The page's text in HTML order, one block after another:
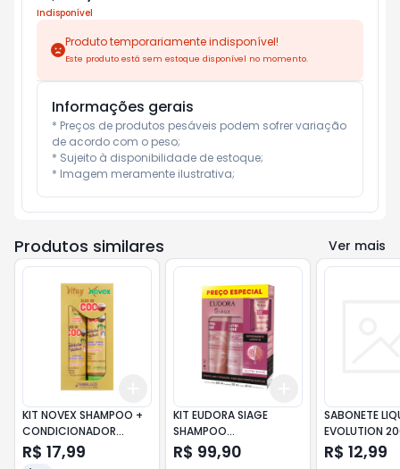
Indisponível
Produto temporariamente indisponível!
Este produto está sem estoque disponível no momento.
Informações gerais
* Preços de produtos pesáveis podem sofrer variação
de acordo com o peso;
* Sujeito à disponibilidade de estoque;
* Imagem meramente ilustrativa;
Produtos similares Ver mais
10
KIT NOVEX SHAMPOO +
CONDICIONADOR
600ML OLEO DE COCO
R$ 17,99
Add
KIT EUDORA SIAGE
SHAMPOO
CONDICIONADOR
375ML NUTRI ROSE
R$ 99,90
SABONETE
EVOLUTION
BRANCA
R$ 12,99